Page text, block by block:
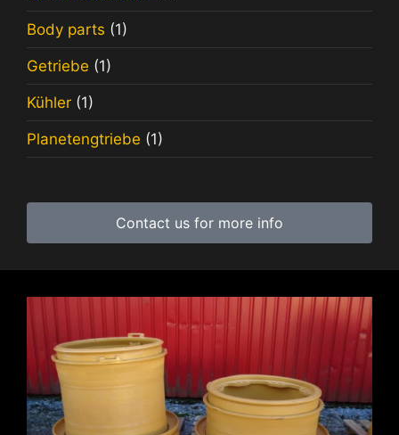
Body parts (1)
Getriebe (1)
Kühler (1)
Planetengtriebe (1)
Contact us for more info